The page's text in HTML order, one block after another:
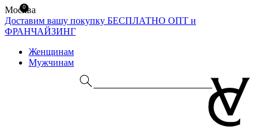
Москва
Доставим вашу покупку БЕСПЛАТНО ОПТ и
ФРАНЧАЙЗИНГ
Женщинам
Мужчинам
0